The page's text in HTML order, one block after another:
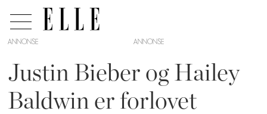
ANNONSE
Justin Bieber og Hailey
Baldwin er forlovet